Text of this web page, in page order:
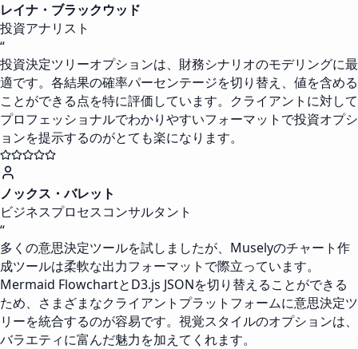
レイナ・ブラックウッド
投資アナリスト
“
投資決定ツリーオプションは、財務シナリオのモデリングに最
適です。各結果の確率パーセンテージを切り替え、値を含める
ことができる点を特に評価しています。クライアントに対して
プロフェッショナルでわかりやすいフォーマットで投資オプシ
ョンを提示するのがとても楽になります。
ノックス・バレット
ビジネスプロセスコンサルタント
“
多くの意思決定ツールを試しましたが、Muselyのチャート作
成ツールは柔軟な出力フォーマットで際立っています。
Mermaid FlowchartとD3.js JSONを切り替えることができる
ため、さまざまなクライアントプラットフォームに意思決定ツ
リーを統合するのが容易です。視覚スタイルのオプションは、
バラエティに富んだ魅力を加えてくれます。